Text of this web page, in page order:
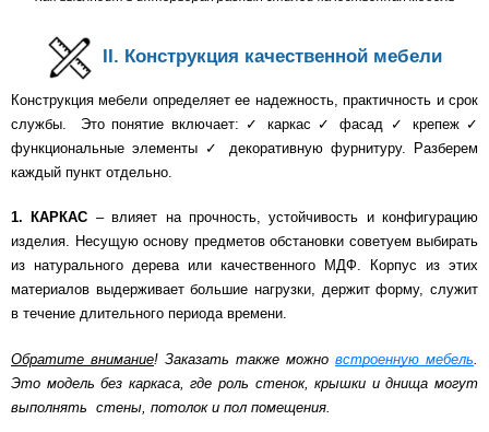
II. Конструкция качественной мебели
Конструкция мебели определяет ее надежность, практичность и срок
службы. Это понятие включает: ✓ каркас ✓ фасад ✓ крепеж ✓
функциональные элементы ✓ декоративную фурнитуру. Разберем
каждый пункт отдельно.
1. КАРКАС – влияет на прочность, устойчивость и конфигурацию
изделия. Несущую основу предметов обстановки советуем выбирать
из натурального дерева или качественного МДФ. Корпус из этих
материалов выдерживает большие нагрузки, держит форму, служит
в течение длительного периода времени.
Обратите внимание! Заказать также можно встроенную мебель
Это модель без каркаса, где роль стенок, крышки и днища могут
выполнять стены, потолок и пол помещения.